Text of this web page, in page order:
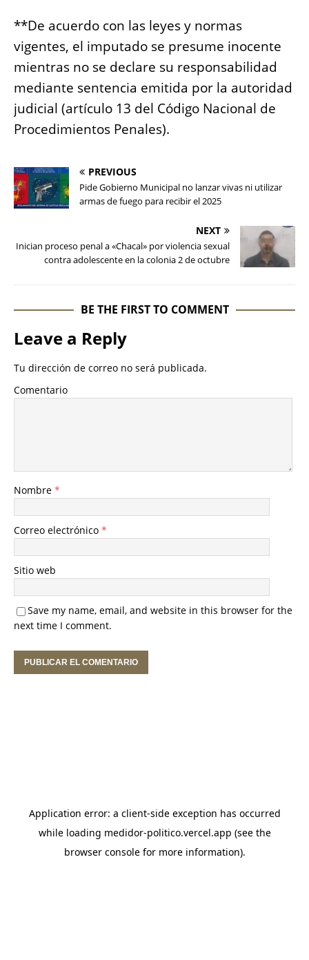
**De acuerdo con las leyes y normas
vigentes, el imputado se presume inocente
mientras no se declare su responsabilidad
mediante sentencia emitida por la autoridad
judicial (artículo 13 del Código Nacional de
Procedimientos Penales).
PREVIOUS
Pide Gobierno Municipal no lanzar vivas ni utilizar
armas de fuego para recibir el 2025
NEXT
Inician proceso penal a «Chacal» por violencia sexual
contra adolescente en la colonia 2 de octubre
BE THE FIRST TO COMMENT
Leave a Reply
Tu dirección de correo no será publicada.
Comentario
Nombre *
Correo electrónico *
Sitio web
Save my name, email, and website in this browser for the
next time I comment.